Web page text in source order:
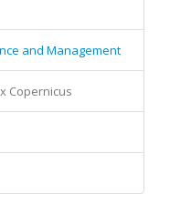
and Management
Copernicus